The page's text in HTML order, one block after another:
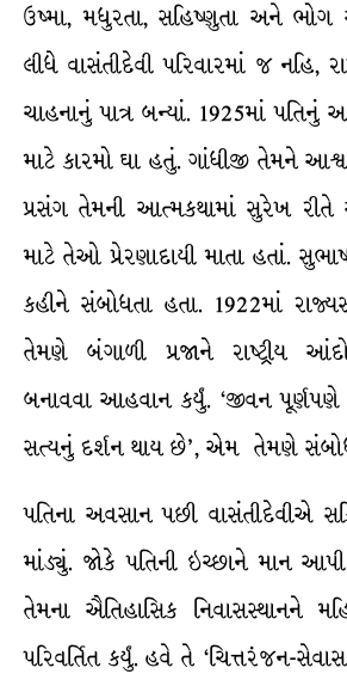
ઉષ્મા, મધુરતા, સહિષ્ણુતા અને ભોગ
લીધે વાસંતીદેવી પરિવારમાં જ નહિ,
ચાહનાનું પાત્ર બન્યાં. 1925માં
માટે કારમો ઘા હતું. ગાંધીજી તેમને
પ્રસંગ તેમની આત્મકથામાં સુરેખ
માટે તેઓ પ્રેરણાદાયી માતા હતાં.
કહીને સંબોધતા હતા. 1922માં
તેમણે બંગાળી પ્રજાને રાષ્ટ્રીય
બનાવવા આહવાન કર્યું. ‘જીવન
સત્યનું દર્શન થાય છે’, એમ તેમણે
પતિના અવસાન પછી વાસંતીદેવીએ
માંડ્યું. જોકે પતિની ઇચ્છાને માન
તેમના ઐતિહાસિક નિવાસસ્થાનને
પરિવર્તિત કર્યું. હવે તે ‘ચિત્તરંજન-